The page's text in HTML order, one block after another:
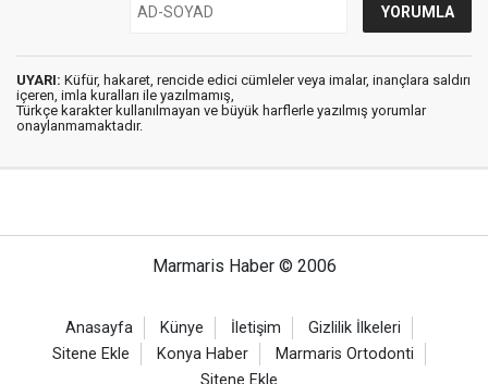
UYARI: Küfür, hakaret, rencide edici cümleler veya imalar, inançlara saldırı
içeren, imla kuralları ile yazılmamış,
Türkçe karakter kullanılmayan ve büyük harflerle yazılmış yorumlar
onaylanmamaktadır.
Marmaris Haber © 2006
Anasayfa Künye İletişim
Gizlilik İlkeleri
Sitene Ekle
Konya Haber
Marmaris Ortodonti